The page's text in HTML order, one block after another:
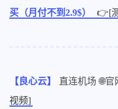
买（月付不到2.9$）
👉[
【良心云】 直连机场 🌐官
视频]